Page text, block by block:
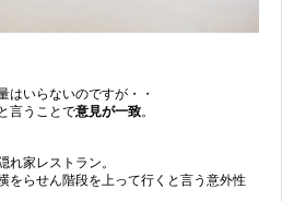
はいらないのですが・・
言うことで意見が一致。
れ家レストラン。
をらせん階段を上って行くと言う意外性